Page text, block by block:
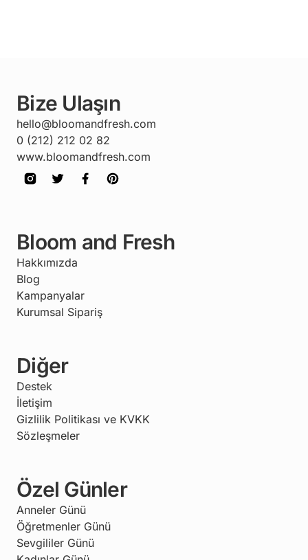
Bize Ulaşın
hello@bloomandfresh.com
0 (212) 212 02 82
www.bloomandfresh.com
Bloom and Fresh
Hakkımızda
Blog
Kampanyalar
Kurumsal Sipariş
Diğer
Destek
İletişim
Gizlilik Politikası ve KVKK
Sözleşmeler
Özel Günler
Anneler Günü
Öğretmenler Günü
Sevgililer Günü